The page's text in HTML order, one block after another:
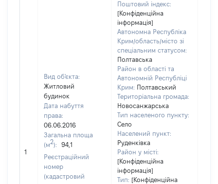
1
Вид об'єкта:
Житловий
будинок
Дата набуття
права:
06.06.2016
Загальна площа
(м2):
94,1
Реєстраційний
номер
(кадастровий
Поштовий індекс:
[Конфіденційна
інформація]
Автономна Республіка
Крим/область/місто зі
спеціальним статусом:
Полтавська
Район в області та
Автономній Республіці
Крим: Полтавський
Територіальна громада:
Новосанжарська
Тип населеного пункту:
Село
Населений пункт:
Руденківка
Район у місті:
[Конфіденційна
інформація]
Тип: [Конфіденційна